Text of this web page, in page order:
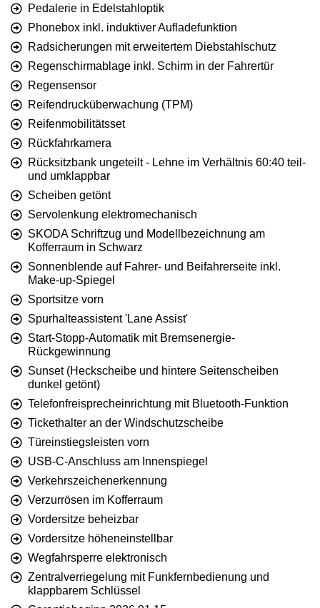
Pedalerie in Edelstahloptik
Phonebox inkl. induktiver Aufladefunktion
Radsicherungen mit erweitertem Diebstahlschutz
Regenschirmablage inkl. Schirm in der Fahrertür
Regensensor
Reifendrucküberwachung (TPM)
Reifenmobilitätsset
Rückfahrkamera
Rücksitzbank ungeteilt - Lehne im Verhältnis 60:40 teil-
und umklappbar
Scheiben getönt
Servolenkung elektromechanisch
SKODA Schriftzug und Modellbezeichnung am
Kofferraum in Schwarz
Sonnenblende auf Fahrer- und Beifahrerseite inkl.
Make-up-Spiegel
Sportsitze vorn
Spurhalteassistent 'Lane Assist'
Start-Stopp-Automatik mit Bremsenergie-
Rückgewinnung
Sunset (Heckscheibe und hintere Seitenscheiben
dunkel getönt)
Telefonfreisprecheinrichtung mit Bluetooth-Funktion
Tickethalter an der Windschutzscheibe
Türeinstiegsleisten vorn
USB-C-Anschluss am Innenspiegel
Verkehrszeichenerkennung
Verzurrösen im Kofferraum
Vordersitze beheizbar
Vordersitze höheneinstellbar
Wegfahrsperre elektronisch
Zentralverriegelung mit Funkfernbedienung und
klappbarem Schlüssel